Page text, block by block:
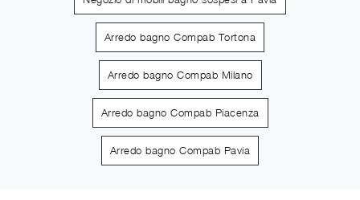
Arredo bagno Compab Tortona
Arredo bagno Compab Milano
Arredo bagno Compab Piacenza
Arredo bagno Compab Pavia